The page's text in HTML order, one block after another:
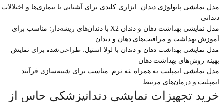
مدل نمایشی پاتولوژی دندان: ابزاری کلیدی برای آشنایی با بیماری‌ها و اختلالات
دندانی
مدل نمایشی بهداشت دهان و دندان X2 با دندان‌های ریشه‌دار: مناسب برای
آموزش بهداشت و مراقبت‌های دهان و دندان
مدل نمایشی بهداشت دهان و دندان با لولا استیل: طراحی‌شده برای نمایش
بهینه روش‌های بهداشت دهان
مدل نمایشی ایمپلنت به همراه لثه نرم: مناسب برای شبیه‌سازی فرآیند
ایمپلنت و درمان‌های مرتبط
خرید تجهیزات نمایشی دندانپزشکی حاس از